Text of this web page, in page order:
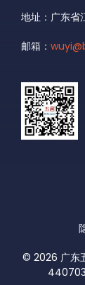
地址：广东省
邮箱：
© 2026 广东